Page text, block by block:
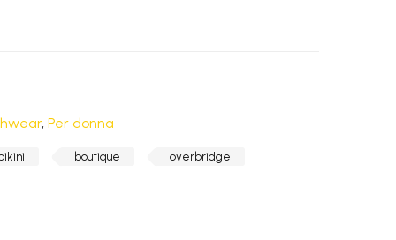
, Per donna
bikini boutique overbridge